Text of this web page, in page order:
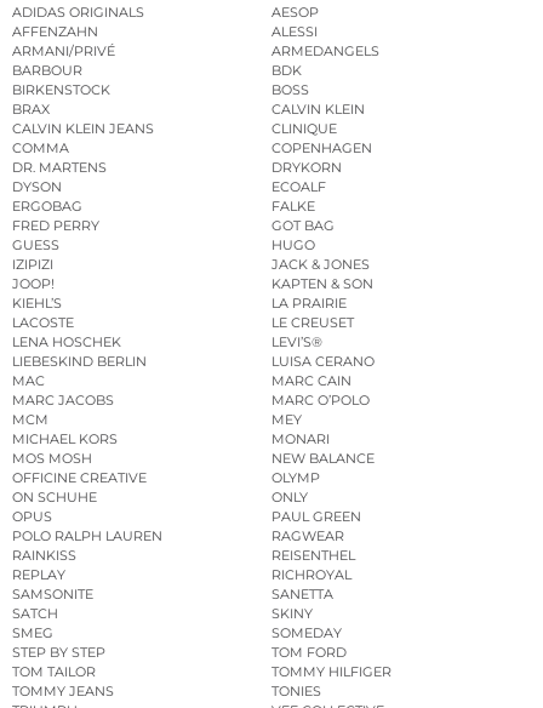
ADIDAS ORIGINALS
AESOP
AFFENZAHN
ALESSI
ARMANI/PRIVÉ
ARMEDANGELS
BARBOUR
BDK
BIRKENSTOCK
BOSS
BRAX
CALVIN KLEIN
CALVIN KLEIN JEANS
CLINIQUE
COMMA
COPENHAGEN
DR. MARTENS
DRYKORN
DYSON
ECOALF
ERGOBAG
FALKE
FRED PERRY
GOT BAG
GUESS
HUGO
IZIPIZI
JACK & JONES
JOOP!
KAPTEN & SON
KIEHL’S
LA PRAIRIE
LACOSTE
LE CREUSET
LENA HOSCHEK
LEVI’S®
LIEBESKIND BERLIN
LUISA CERANO
MAC
MARC CAIN
MARC JACOBS
MARC O’POLO
MCM
MEY
MICHAEL KORS
MONARI
MOS MOSH
NEW BALANCE
OFFICINE CREATIVE
OLYMP
ON SCHUHE
ONLY
OPUS
PAUL GREEN
POLO RALPH LAUREN
RAGWEAR
RAINKISS
REISENTHEL
REPLAY
RICHROYAL
SAMSONITE
SANETTA
SATCH
SKINY
SMEG
SOMEDAY
STEP BY STEP
TOM FORD
TOM TAILOR
TOMMY HILFIGER
TOMMY JEANS
TONIES